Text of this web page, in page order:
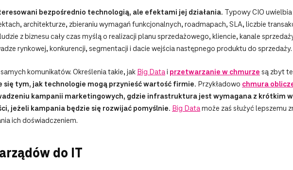
bezpośrednio technologią, ale efektami jej działania. Typowy CIO
architekturze, zbieraniu wymagań funkcjonalnych, roadmapach, SLA, liczbie
z biznesu cały czas myślą o realizacji planu sprzedażowego, kliencie, kanale
rynkowej, konkurencji, segmentacji i dacie wejścia następnego produktu do sprzedaży.
komunikatów. Określenia takie, jak Big Datai przetwarzanie w chmurze są zbyt
się tym, jak technologie mogą przynieść wartość firmie. Przykładowo chmura
kampanii marketingowych, gdzie infrastruktura jest wymagana z krótkim
jeżeli kampania będzie się rozwijać pomyślnie. Big Datamoże zaś służyć lepszemu
ich doświadczeniem.
do IT